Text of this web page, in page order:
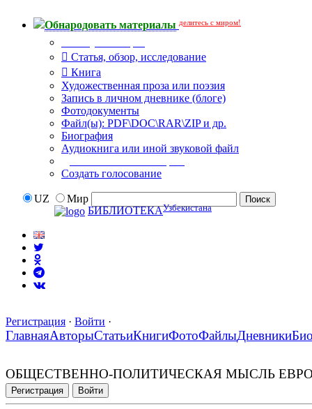
Обнародовать материалы делитесь с миром!
Статья, обзор, исследование
Книга
Художественная проза или поэзия
Запись в личном дневнике (блоге)
Фотодокументы
Файл(ы): PDF\DOC\RAR\ZIP и др.
Биография
Аудиокнига или иной звуковой файл
Создать голосование
UZ
Мир
БИБЛИОТЕКАУзбекистана
Регистрация · Войти ·
ГлавнаяАвторыСтатьиКнигиФотоФайлыДневники
ОБЩЕСТВЕННО-ПОЛИТИЧЕСКАЯ МЫСЛЬ
Регистрация Войти